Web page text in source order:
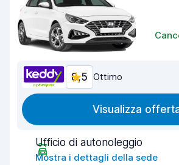
8,5 Ottimo
Visualizza
Ufficio di autonoleggio
Mostra i dettagli della sede